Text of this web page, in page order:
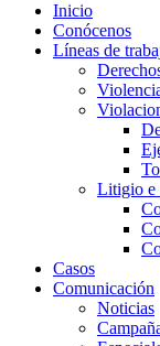
Inicio
Conócenos
Líneas de
Litigio e
Casos
Comunicación
Noticias